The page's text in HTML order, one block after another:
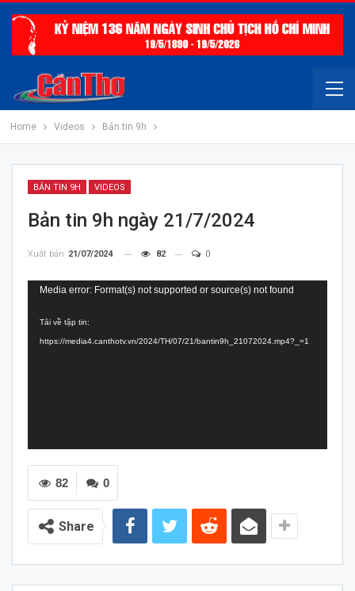
Home Videos Bản tin 9h
BẢN TIN 9H VIDEOS
Bản tin 9h ngày 21/7/2024
Xuất bản 21/07/2024 82 0
Trình
Video
Media error: Format(s) not supported or source(s) not found
Tải về tập tin:
https://media4.canthotv.vn/2024/TH/07/21/bantin9h_21072024.mp4?_=1
0
82
Share